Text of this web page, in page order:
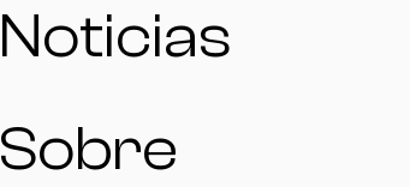
Noticias
Sobre